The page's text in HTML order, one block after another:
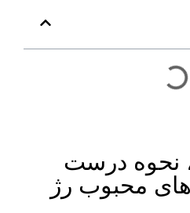
نحوه درست
محبوب رژ